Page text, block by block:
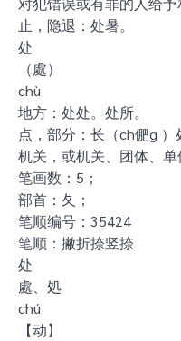
止，隐退：处暑。
处
（處）
chù
地方：处处。处所。
点，部分：长（ch俷g ）
机关，或机关、团体、单
笔画数：5；
部首：夂；
笔顺编号：35424
笔顺：撇折捺竖捺
处
處、処
chú
【动】